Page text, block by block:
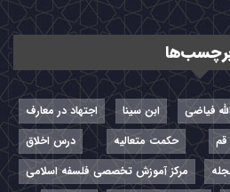
فیاضی ابن سینا
اجتهاد در معارف
قم حکمت متعالیه
درس اخلاق
مرکز آموزش تخصصی فلسفه اسلامی